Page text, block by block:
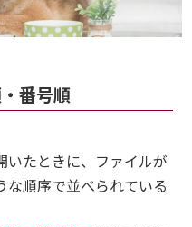
番号順
いたときに、ファイルが
な順序で並べられている